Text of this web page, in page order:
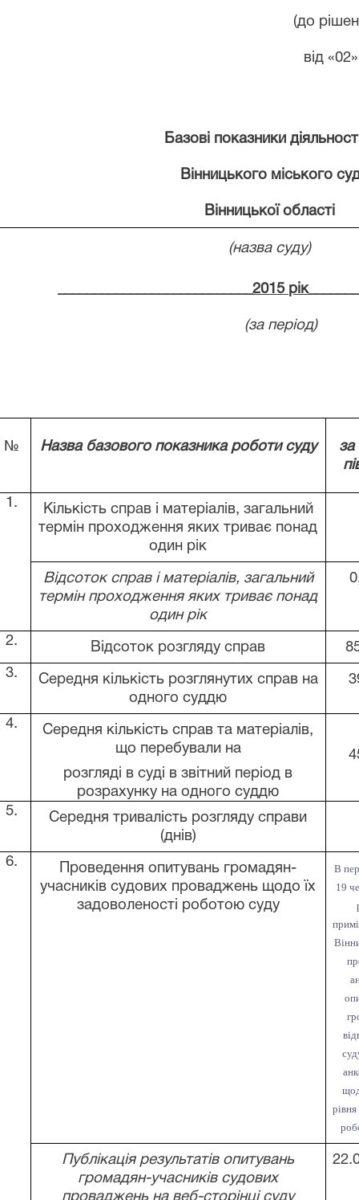
(до
від
Базові показники
Вінницького міського
Вінницької області
(назва суду)
___________________________2015 рік
(за період)
№ Назва базового показника роботи суду
за
1.
Кількість справ і матеріалів, загальний
термін проходження яких триває понад
один рік
Відсоток справ і матеріалів, загальний
термін проходження яких триває понад
один рік
2. Відсоток розгляду справ
3.
Середня кількість розглянутих справ на
одного суддю
4.
Середня кількість справ та матеріалів,
що перебували на
розгляді в суді в звітний період в
розрахунку на одного суддю
5.
Середня тривалість розгляду справи
(днів)
6.
Проведення опитувань громадян-
учасників судових проваджень щодо їх
задоволеності роботою суду
В
19
рівня
Публікація результатів опитувань
громадян-учасників судових
проваджень на веб-сторінці суду